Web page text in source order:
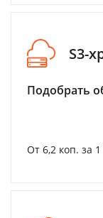
S3-
Подобрать
От 6,2 коп. за